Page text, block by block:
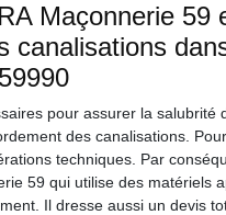
Maçonnerie 59
canalisations
pour assurer la
des canalisations.
techniques. Par
59 qui utilise des matériels
Il dresse aussi un devis